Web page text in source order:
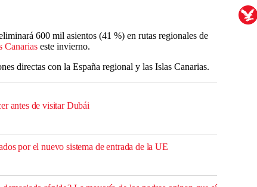
600 mil asientos (41 %) en rutas regionales de
Canarias este invierno.
directas con la España regional y las Islas Canarias.
antes de visitar Dubái
por el nuevo sistema de entrada de la UE